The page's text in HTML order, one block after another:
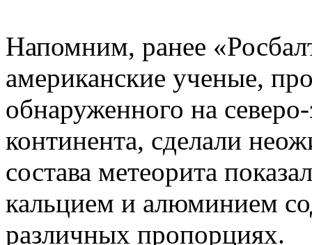
Напомним, ранее
американские ученые,
обнаруженного на
континента, сделали
состава метеорита
кальцием и алюминием
различных пропорциях.